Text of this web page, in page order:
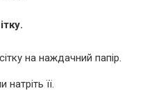
на наждачний папір.
її.